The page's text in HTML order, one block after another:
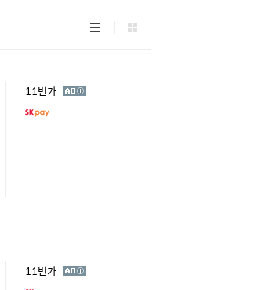
리
스
그
리
11번가 광
11번가 광